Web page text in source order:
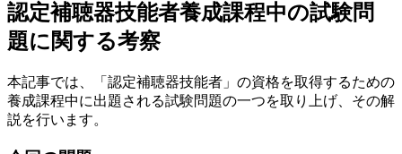
認定補聴器技能者養成課程中の試験問
題に関する考察
本記事では、「認定補聴器技能者」の資格を取得するための
養成課程中に出題される試験問題の一つを取り上げ、その解
説を行います。